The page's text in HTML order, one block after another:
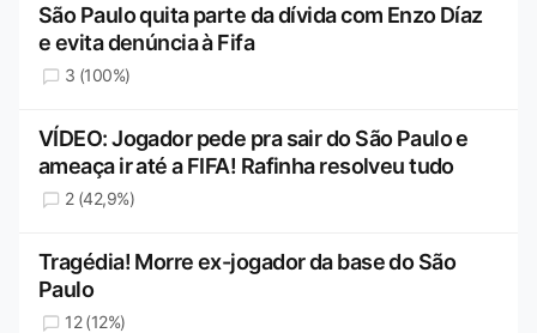
São Paulo quita parte da dívida com Enzo Díaz
e evita denúncia à Fifa
3 (100%)
VÍDEO: Jogador pede pra sair do São Paulo e
ameaça ir até a FIFA! Rafinha resolveu tudo
2 (42,9%)
Tragédia! Morre ex-jogador da base do São
Paulo
12 (12%)